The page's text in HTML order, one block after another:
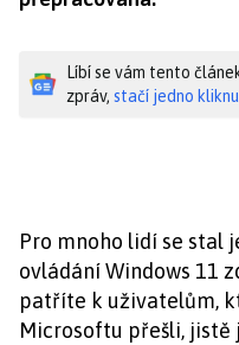
Líbí se vám tento
zpráv, stačí jedno
Pro mnoho lidí se stal
ovládání Windows 11
patříte k uživatelům,
Microsoftu přešli, jistě